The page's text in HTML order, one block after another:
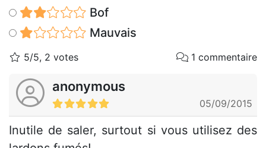
Bof
Mauvais
5/5, 2 votes 1 commentaire
anonymous
05/09/2015
Inutile de saler, surtout si vous utilisez des